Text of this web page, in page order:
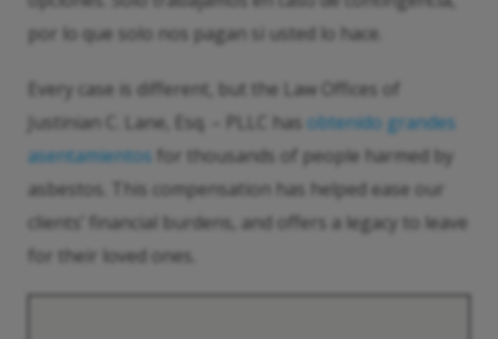
por lo que solo nos pagan si usted lo hace.
Every case is different, but the Law Offices of
Justinian C. Lane, Esq. – PLLC has obtenido grandes
asentamientos for thousands of people harmed by
asbestos. This compensation has helped ease our
clients’ financial burdens, and offers a legacy to leave
for their loved ones.